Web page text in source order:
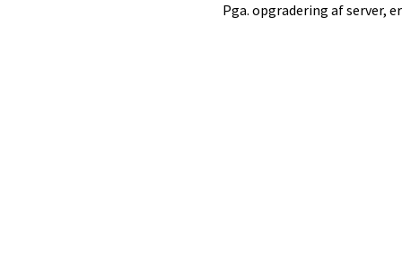
Pga. opgradering af server,